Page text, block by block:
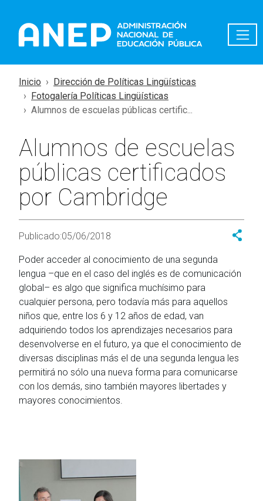
Inicio
Dirección de Políticas Lingüísticas
Fotogalería Políticas Lingüísticas
Alumnos de escuelas públicas certific...
Alumnos de escuelas
públicas certificados
por Cambridge
Publicado:05/06/2018
Poder acceder al conocimiento de una segunda
lengua –que en el caso del inglés es de comunicación
global– es algo que significa muchísimo para
cualquier persona, pero todavía más para aquellos
niños que, entre los 6 y 12 años de edad, van
adquiriendo todos los aprendizajes necesarios para
desenvolverse en el futuro, ya que el conocimiento de
diversas disciplinas más el de una segunda lengua les
permitirá no sólo una nueva forma para comunicarse
con los demás, sino también mayores libertades y
mayores conocimientos.